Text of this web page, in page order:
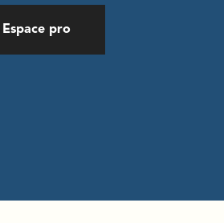
Espace pro